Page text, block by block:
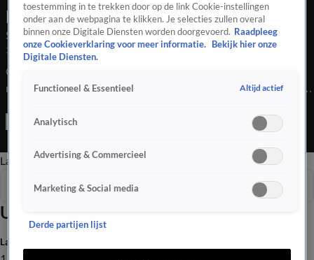
Late Editie
Seizoen 2025, aflevering 339
3 dec 2025, 22:42
Op een begraafplaats zijn tientallen kisten opengemaakt, en
nabestaanden wisten van niets. In Woudrichem is een auto een
we worden weer overspoeld met Spotify Wrapped. Dit jaar zijn
Late EditieOchtend EditieVroege Editie
Uitzendingen
Seizoen 2025
Laatste nieuws
toestemming in te trekken door op de link Cookie-instellingen
onder aan de webpagina te klikken. Je selecties zullen overal
binnen onze Digitale Diensten worden doorgevoerd. Raadpleeg
onze Cookieverklaring voor meer informatie.
Bekijk hier onze
Digitale Diensten.
Functioneel & Essentieel Altijd actief
Analytisch
Advertising & Commercieel
Marketing & Social media
Derde partijen lijst